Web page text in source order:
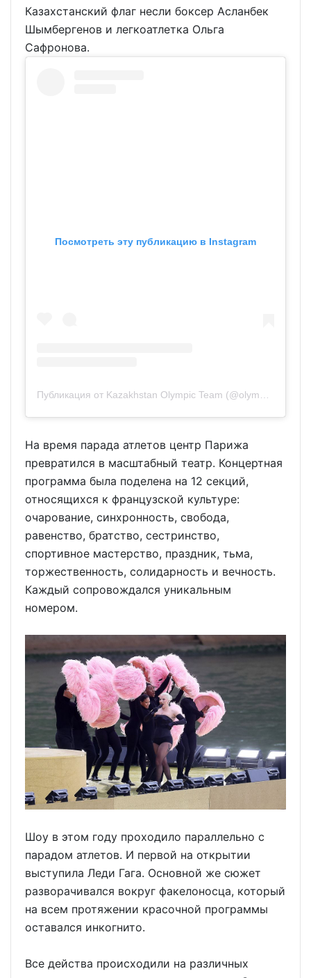
Казахстанский флаг несли боксер Асланбек
Шымбергенов и легкоатлетка Ольга
Сафронова.
Посмотреть эту публикацию в Instagram
Публикация от Kazakhstan Olympic Team (@olympickz)
На время парада атлетов центр Парижа
превратился в масштабный театр. Концертная
программа была поделена на 12 секций,
относящихся к французской культуре:
очарование, синхронность, свобода,
равенство, братство, сестринство,
спортивное мастерство, праздник, тьма,
торжественность, солидарность и вечность.
Каждый сопровождался уникальным
номером.
Шоу в этом году проходило параллельно с
парадом атлетов. И первой на открытии
выступила Леди Гага. Основной же сюжет
разворачивался вокруг факелоносца, который
на всем протяжении красочной программы
оставался инкогнито.
Все действа происходили на различных